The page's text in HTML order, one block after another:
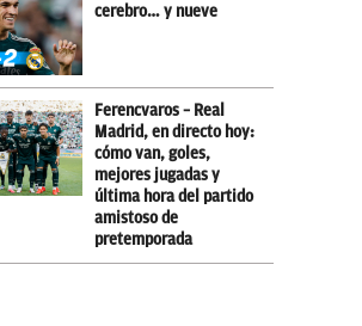
cerebro… y nueve
Ferencvaros – Real
Madrid, en directo hoy:
cómo van, goles,
mejores jugadas y
última hora del partido
amistoso de
pretemporada